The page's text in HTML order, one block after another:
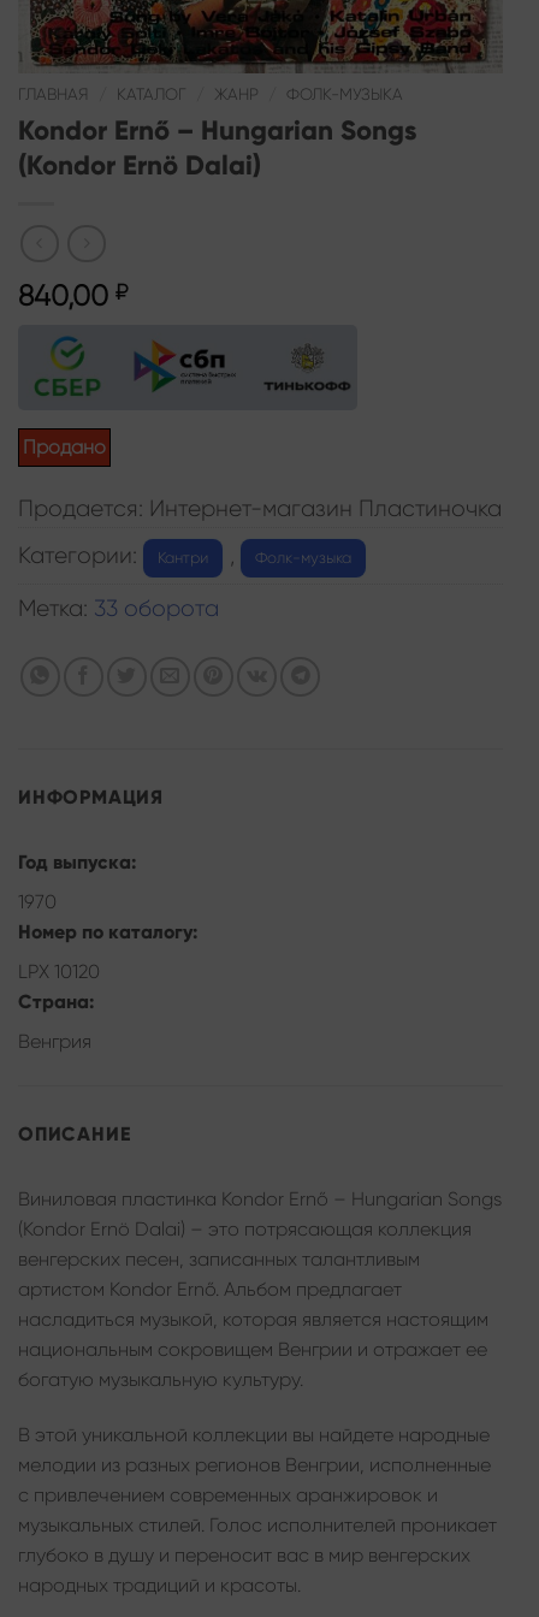
ГЛАВНАЯ КАТАЛОГ ЖАНР ФОЛК-МУЗЫКА
Kondor Ernő – Hungarian Songs
(Kondor Ernö Dalai)
840,00 ₽
Продано
Продается: Интернет-магазин Пластиночка
Категории:
Кантри , Фолк-музыка
Метка: 33 оборота
ИНФОРМАЦИЯ
Год выпуска:
1970
Номер по каталогу:
LPX 10120
Страна:
Венгрия
ОПИСАНИЕ
Виниловая пластинка Kondor Ernő – Hungarian Songs
(Kondor Ernö Dalai) – это потрясающая коллекция
венгерских песен, записанных талантливым
артистом Kondor Ernő. Альбом предлагает
насладиться музыкой, которая является настоящим
национальным сокровищем Венгрии и отражает ее
богатую музыкальную культуру.
В этой уникальной коллекции вы найдете народные
мелодии из разных регионов Венгрии, исполненные
с привлечением современных аранжировок и
музыкальных стилей. Голос исполнителей проникает
глубоко в душу и переносит вас в мир венгерских
народных традиций и красоты.